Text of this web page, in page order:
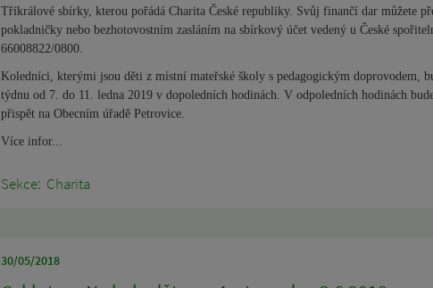
Tříkrálové sbírky, kterou pořádá Charita České republiky. Svůj finančí dar můžete
pokladničky nebo bezhotovostním zasláním na sbírkový účet vedený u České
66008822/0800.
Koledníci, kterými jsou děti z místní mateřské školy s pedagogickým doprovodem,
týdnu od 7. do 11. ledna 2019 v dopoledních hodinách. V odpoledních hodinách
přispět na Obecním úřadě Petrovice.
Více infor...
Sekce: Charita
30/05/2018